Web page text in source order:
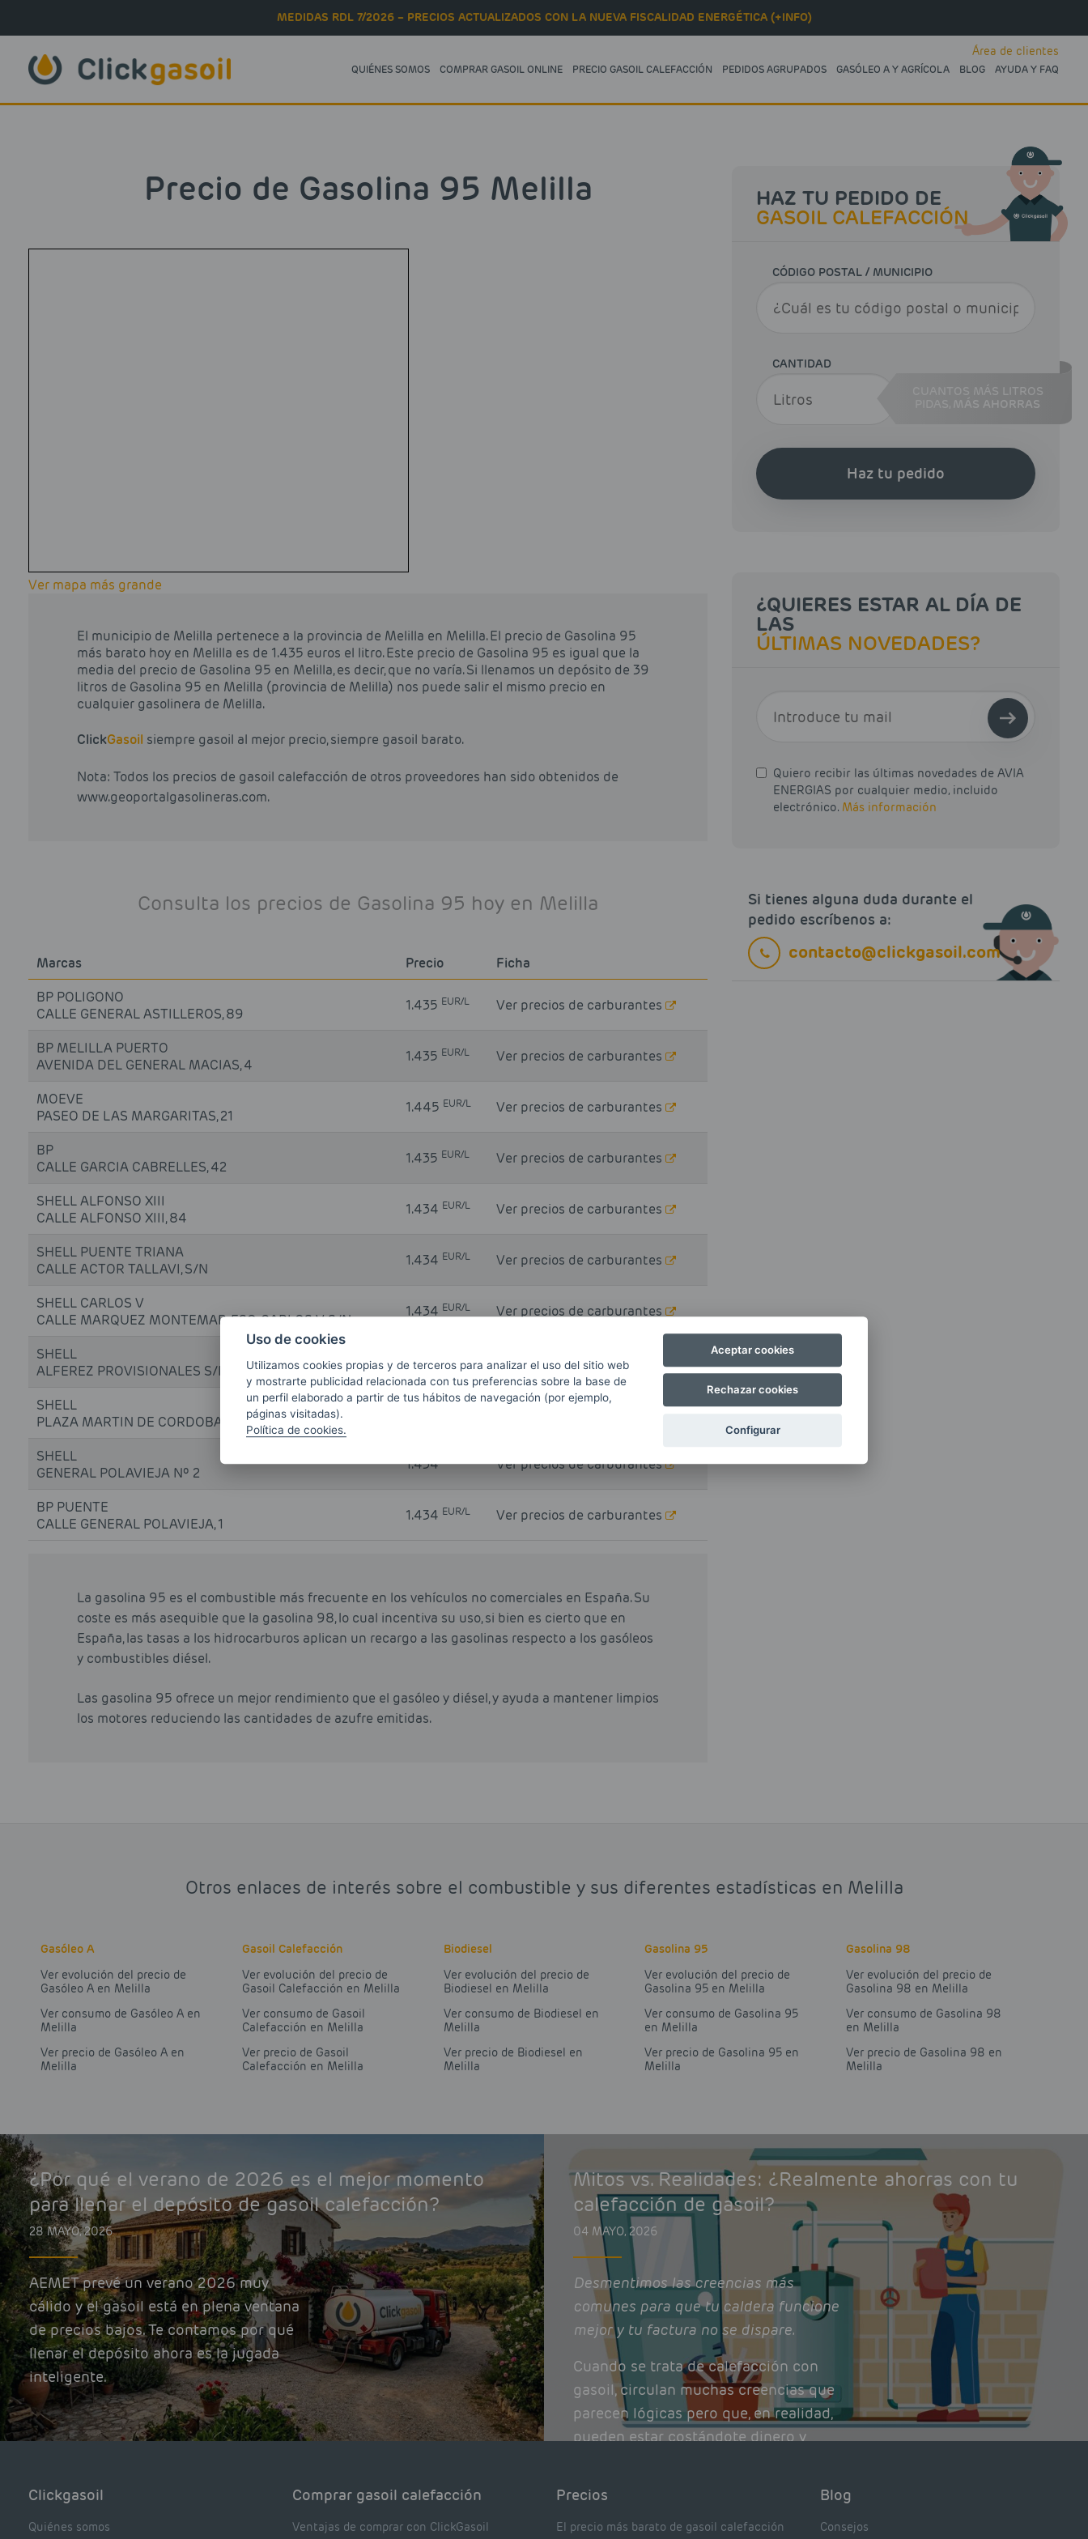
MEDIDAS RDL 7/2026 – PRECIOS ACTUALIZADOS CON LA NUEVA FISCALIDAD ENERGÉTICA (+INFO)
QUIÉNES SOMOS COMPRAR GASOIL ONLINE PRECIO GASOIL CALEFACCIÓN PEDIDOS AGRUPADOS GASÓLEO A Y AGRÍCOLA BLOG AYUDA Y FAQ
Área de clientes
Precio de Gasolina 95 Melilla
Ver mapa más grande
El municipio de Melilla pertenece a la provincia de Melilla en Melilla. El precio de Gasolina 95
más barato hoy en Melilla es de 1.435 euros el litro. Este precio de Gasolina 95 es igual que la
media del precio de Gasolina 95 en Melilla, es decir, que no varía. Si llenamos un depósito de 39
litros de Gasolina 95 en Melilla (provincia de Melilla) nos puede salir el mismo precio en
cualquier gasolinera de Melilla.
ClickGasoil siempre gasoil al mejor precio, siempre gasoil barato.
Nota: Todos los precios de gasoil calefacción de otros proveedores han sido obtenidos de
www.geoportalgasolineras.com.
Consulta los precios de Gasolina 95 hoy en Melilla
Marcas Precio
Ficha
BP POLIGONO
CALLE GENERAL ASTILLEROS, 89
1.435 EUR/L Ver precios de carburantes
BP MELILLA PUERTO
AVENIDA DEL GENERAL MACIAS, 4
1.435 EUR/L Ver precios de carburantes
MOEVE
PASEO DE LAS MARGARITAS, 21
1.445 EUR/L Ver precios de carburantes
BP
CALLE GARCIA CABRELLES, 42
1.435 EUR/L Ver precios de carburantes
SHELL ALFONSO XIII
CALLE ALFONSO XIII, 84
1.434 EUR/L Ver precios de carburantes
SHELL PUENTE TRIANA
CALLE ACTOR TALLAVI, S/N
1.434 EUR/L Ver precios de carburantes
SHELL CARLOS V
CALLE MARQUEZ MONTEMAR, ESQ. CARLOS V, S/N
1.434 EUR/L Ver precios de carburantes
SHELL
ALFEREZ PROVISIONALES S/N
1.434 Ver precios de carburantes
SHELL
PLAZA MARTIN DE CORDOBA, 17
SHELL
GENERAL POLAVIEJA Nº 2
1.434 Ver precios de carburantes
BP PUENTE
CALLE GENERAL POLAVIEJA, 1
1.434 EUR/L Ver precios de carburantes
La gasolina 95 es el combustible más frecuente en los vehículos no comerciales en España. Su
coste es más asequible que la gasolina 98, lo cual incentiva su uso, si bien es cierto que en
España, las tasas a los hidrocarburos aplican un recargo a las gasolinas respecto a los gasóleos
y combustibles diésel.
Las gasolina 95 ofrece un mejor rendimiento que el gasóleo y diésel, y ayuda a mantener limpios
los motores reduciendo las cantidades de azufre emitidas.
HAZ TU PEDIDO DE
GASOIL CALEFACCIÓN
CÓDIGO POSTAL / MUNICIPIO
CANTIDAD
CUANTOS MÁS LITROS
MÁS AHORRAS
Haz tu pedido
¿QUIERES ESTAR AL DÍA DE
LAS
ÚLTIMAS NOVEDADES?
Quiero recibir las últimas novedades de AVIA
ENERGIAS por cualquier medio, incluido
electrónico. Más información
Si tienes alguna duda durante el
pedido escríbenos a:
contacto@clickgasoil.com
Otros enlaces de interés sobre el combustible y sus diferentes estadísticas en Melilla
Gasóleo A
Ver evolución del precio de
Gasóleo A en Melilla
Ver consumo de Gasóleo A en
Melilla
Ver precio de Gasóleo A en
Melilla
Gasoil Calefacción
Ver evolución del precio de
Gasoil Calefacción en Melilla
Ver consumo de Gasoil
Calefacción en Melilla
Ver precio de Gasoil
Calefacción en Melilla
Biodiesel
Ver evolución del precio de
Biodiesel en Melilla
Ver consumo de Biodiesel en
Melilla
Ver precio de Biodiesel en
Melilla
Gasolina 95
Ver evolución del precio de
Gasolina 95 en Melilla
Ver consumo de Gasolina 95
en Melilla
Ver precio de Gasolina 95 en
Melilla
Gasolina 98
Ver evolución del precio de
Gasolina 98 en Melilla
Ver consumo de Gasolina 98
en Melilla
Ver precio de Gasolina 98 en
Melilla
¿Por qué el verano de 2026 es el mejor momento
para llenar el depósito de gasoil calefacción?
28 MAYO, 2026
AEMET prevé un verano 2026 muy
cálido y el gasoil está en plena ventana
de precios bajos. Te contamos por qué
llenar el depósito ahora es la jugada
inteligente.
Mitos vs. Realidades: ¿Realmente ahorras con tu
calefacción de gasoil?
04 MAYO, 2026
Desmentimos las creencias más
comunes para que tu caldera funcione
mejor y tu factura no se dispare.
Cuando se trata de calefacción con
gasoil, circulan muchas creencias que
parecen lógicas pero que, en realidad,
pueden estar costándote dinero y
Clickgasoil
Quiénes somos
Comprar gasoil calefacción
Ventajas de comprar con ClickGasoil
Precios
El precio más barato de gasoil calefacción
Blog
Consejos
Uso de cookies
Utilizamos cookies propias y de terceros para analizar el uso del sitio web
y mostrarte publicidad relacionada con tus preferencias sobre la base de
un perfil elaborado a partir de tus hábitos de navegación (por ejemplo,
páginas visitadas).
Política de cookies.
Aceptar cookies
Rechazar cookies
Configurar